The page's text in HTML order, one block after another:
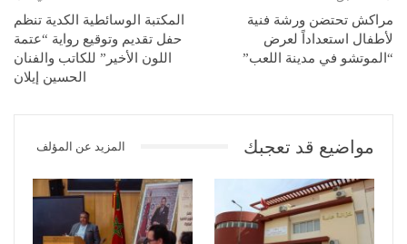
مراكش تحتضن ورشة فنية
لأطفال استعداداً لعرض
“الموتشو في مدينة اللعب”
المكتبة الوسائطية الكدية تنظم
حفل تقديم وتوقيع رواية “عتمة
اللون الأخير” للكاتب والفنان
الحسين إيلان
مواضيع قد تعجبك المزيد عن المؤلف